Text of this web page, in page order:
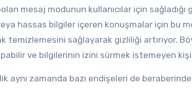
mesaj modunun kullanıcılar için
hassas bilgiler içeren konuşmalar için bu
temizlemesini sağlayarak gizliliği artırıyor.
ve bilgilerinin izini sürmek istemeyen
aynı zamanda bazı endişeleri de